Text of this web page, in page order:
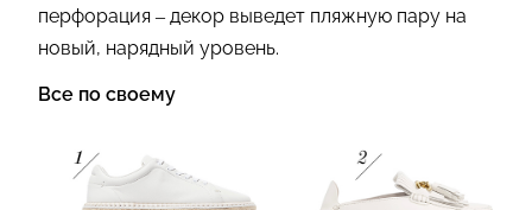
перфорация – декор выведет пляжную пару на
новый, нарядный уровень.
Все по своему